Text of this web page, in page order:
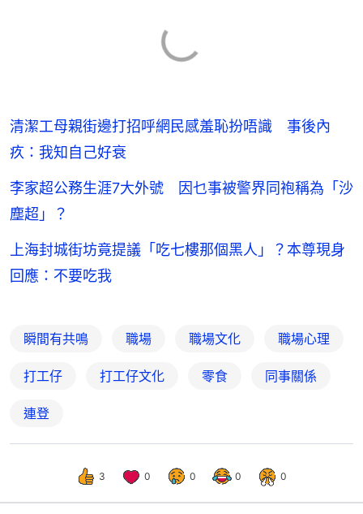
清潔工母親街邊打招呼網民感羞恥扮唔識 事後內
疚：我知自己好衰
李家超公務生涯7大外號 因乜事被警界同袍稱為「沙
塵超」？
上海封城街坊竟提議「吃七樓那個黑人」？本尊現身
回應：不要吃我
瞬間有共鳴 職場 職場文化 職場心理
打工仔 打工仔文化 零食 同事關係
連登
3 0 0 0 0